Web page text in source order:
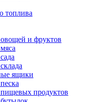
топлива
и фруктов
ящики
продуктов